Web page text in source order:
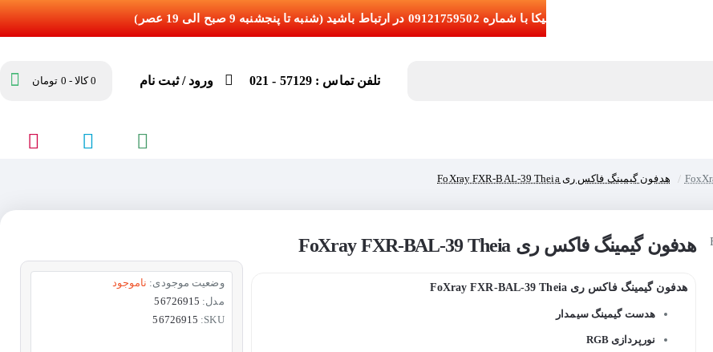
تلفن تماس : 57129 - 021 ورود / ثبت نام 0 کالا - 0 تومان
هدفون گیمینگ فاکس ری FoXray FXR-BAL-39 Theia
هدفون گیمینگ فاکس ری FoXray FXR-BAL-39 Theia
هدفون گیمینگ فاکس ری FoXray FXR-BAL-39 Theia
هدست گیمینگ سیمدار
نورپردازی RGB
وضعیت موجودی: ناموجود
مدل: 56726915
SKU:
56726915